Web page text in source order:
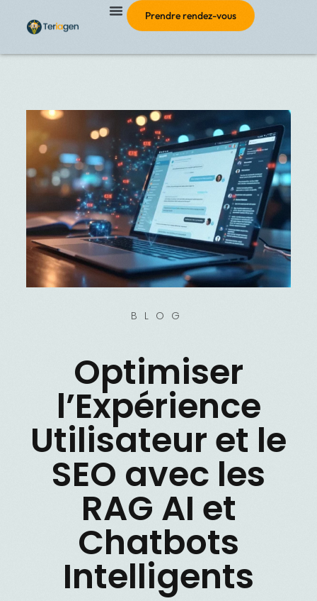
Prendre rendez-vous
BLOG
Optimiser
l’Expérience
Utilisateur et le
SEO avec les
RAG AI et
Chatbots
Intelligents